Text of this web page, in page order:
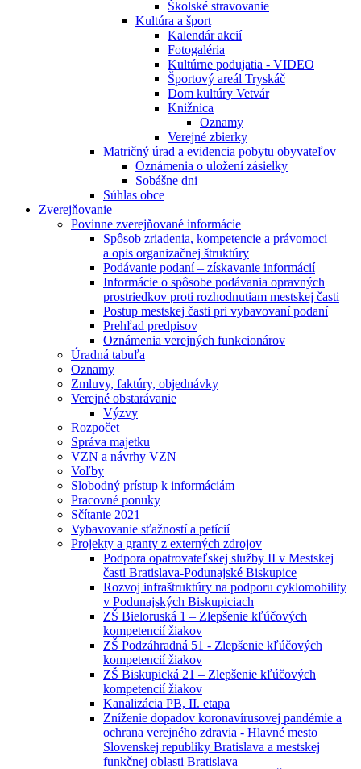
Školské stravovanie
Kultúra a šport
Kalendár akcií
Fotogaléria
Kultúrne podujatia - VIDEO
Športový areál Tryskáč
Dom kultúry Vetvár
Knižnica
Oznamy
Verejné zbierky
Matričný úrad a evidencia pobytu obyvateľov
Oznámenia o uložení zásielky
Sobášne dni
Súhlas obce
Zverejňovanie
Povinne zverejňované informácie
Spôsob zriadenia, kompetencie a právomoci
a opis organizačnej štruktúry
Podávanie podaní – získavanie informácií
Informácie o spôsobe podávania opravných
prostriedkov proti rozhodnutiam mestskej časti
Postup mestskej časti pri vybavovaní podaní
Prehľad predpisov
Oznámenia verejných funkcionárov
Úradná tabuľa
Oznamy
Zmluvy, faktúry, objednávky
Verejné obstarávanie
Výzvy
Rozpočet
Správa majetku
VZN a návrhy VZN
Voľby
Slobodný prístup k informáciám
Pracovné ponuky
Sčítanie 2021
Vybavovanie sťažností a petícií
Projekty a granty z externých zdrojov
Podpora opatrovateľskej služby II v Mestskej
časti Bratislava-Podunajské Biskupice
Rozvoj infraštruktúry na podporu cyklomobility
v Podunajských Biskupiciach
ZŠ Bieloruská 1 – Zlepšenie kľúčových
kompetencií žiakov
ZŠ Podzáhradná 51 - Zlepšenie kľúčových
kompetencií žiakov
ZŠ Biskupická 21 – Zlepšenie kľúčových
kompetencií žiakov
Kanalizácia PB, II. etapa
Zníženie dopadov koronavírusovej pandémie a
ochrana verejného zdravia - Hlavné mesto
Slovenskej republiky Bratislava a mestskej
funkčnej oblasti Bratislava